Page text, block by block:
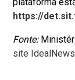
https://
Fonte:
site